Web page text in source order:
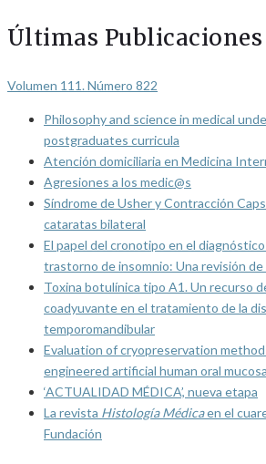
Últimas Publicaciones
Volumen 111. Número 822
Philosophy and science in medical
postgraduates curricula
Atención domiciliaria en Medicina
Agresiones a los medic@s
Síndrome de Usher y Contracción
cataratas bilateral
El papel del cronotipo en el
trastorno de insomnio: Una revisión de
Toxina botulínica tipo A1. Un recurso
coadyuvante en el tratamiento de la
temporomandibular
Evaluation of cryopreservation
engineered artificial human oral
‘ACTUALIDAD MÉDICA’, nueva etapa
La revista Histología Médicaen el
Fundación